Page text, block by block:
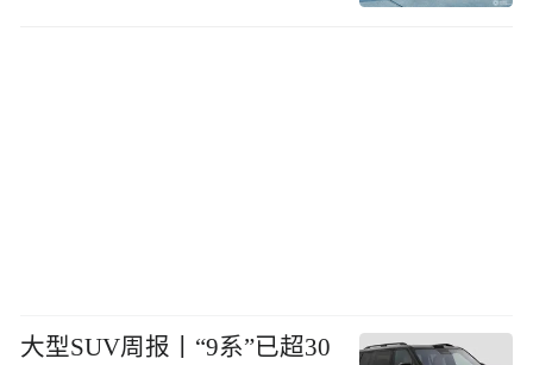
大型SUV周报丨“9系”已超30